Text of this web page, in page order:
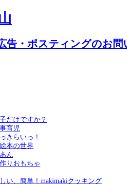
だけですか？
育児
きらいっ！
本の世界
ん
りおもちゃ
い、簡単！makimakiクッキング